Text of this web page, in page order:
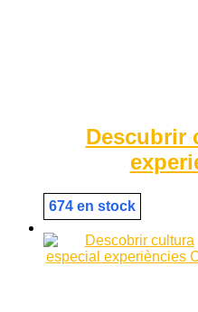
Descubrir
674 en stock